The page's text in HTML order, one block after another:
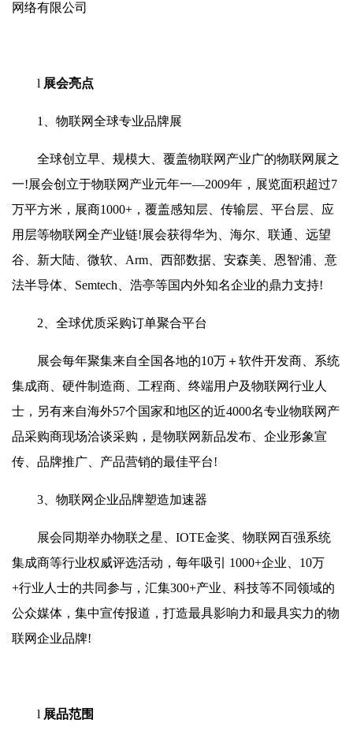
网络有限公司
l 展会亮点
1、物联网全球专业品牌展
全球创立早、规模大、覆盖物联网产业广的物联网展之
一!展会创立于物联网产业元年一—2009年，展览面积超过7
万平方米，展商1000+，覆盖感知层、传输层、平台层、应
用层等物联网全产业链!展会获得华为、海尔、联通、远望
谷、新大陆、微软、Arm、西部数据、安森美、恩智浦、意
法半导体、Semtech、浩亭等国内外知名企业的鼎力支持!
2、全球优质采购订单聚合平台
展会每年聚集来自全国各地的10万＋软件开发商、系统
集成商、硬件制造商、工程商、终端用户及物联网行业人
士，另有来自海外57个国家和地区的近4000名专业物联网产
品采购商现场洽谈采购，是物联网新品发布、企业形象宣
传、品牌推广、产品营销的最佳平台!
3、物联网企业品牌塑造加速器
展会同期举办物联之星、IOTE金奖、物联网百强系统
集成商等行业权威评选活动，每年吸引 1000+企业、10万
+行业人士的共同参与，汇集300+产业、科技等不同领域的
公众媒体，集中宣传报道，打造最具影响力和最具实力的物
联网企业品牌!
l 展品范围